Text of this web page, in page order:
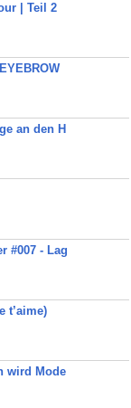
| Teil 2
an den H
#007 - Lag
t’aime)
wird Mode